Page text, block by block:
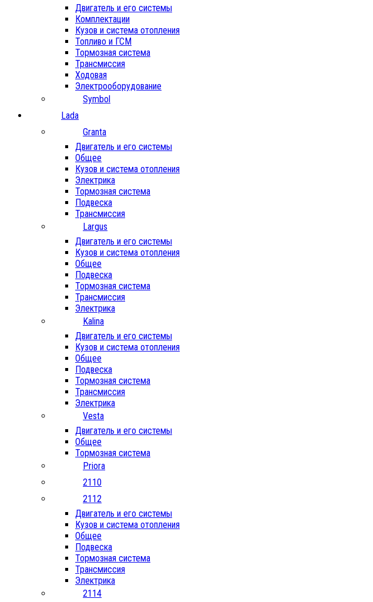
Двигатель и его системы
Комплектации
Кузов и система отопления
Топливо и ГСМ
Тормозная система
Трансмиссия
Ходовая
Электрооборудование
Symbol
Lada
Granta
Двигатель и его системы
Общее
Кузов и система отопления
Электрика
Тормозная система
Подвеска
Трансмиссия
Largus
Двигатель и его системы
Кузов и система отопления
Общее
Подвеска
Тормозная система
Трансмиссия
Электрика
Kalina
Двигатель и его системы
Кузов и система отопления
Общее
Подвеска
Тормозная система
Трансмиссия
Электрика
Vesta
Двигатель и его системы
Общее
Тормозная система
Priora
2110
2112
Двигатель и его системы
Кузов и система отопления
Общее
Подвеска
Тормозная система
Трансмиссия
Электрика
2114